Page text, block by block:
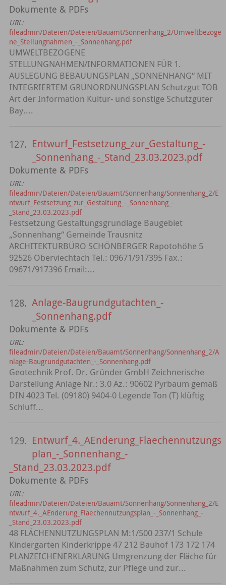
Dokumente & PDFs
URL:
fileadmin/Dateien/Dateien/Bauamt/Sonnenhang_2/Umweltbezoge
ne_Stellungnahmen_-_Sonnenhang.pdf
UMWELTBEZOGENE
STELLUNGNAHMEN/INFORMATIONEN FÜR 1.
AUSLEGUNG BEBAUUNGSPLAN „SONNENHANG“ MIT
INTEGRIERTEM GRÜNORDNUNGSPLAN Schutzgut TÖB
Art der Information Kultur- und sonstige Schutzgüter
Bay....
127. Entwurf_Festsetzung_zur_Gestaltung_-
_Sonnenhang_-_Stand_23.03.2023.pdf
Dokumente & PDFs
URL:
fileadmin/Dateien/Dateien/Bauamt/Sonnenhang/Sonnenhang_2/E
ntwurf_Festsetzung_zur_Gestaltung_-_Sonnenhang_-
_Stand_23.03.2023.pdf
Festsetzung Gestaltungsgrundlage Baugebiet
„Sonnenhang“ Gemeinde Trausnitz
ARCHITEKTURBÜRO SCHÖNBERGER Rapotohöhe 5
92526 Oberviechtach Tel.: 09671/917395 Fax.:
09671/917396 Email:...
128. Anlage-Baugrundgutachten_-
_Sonnenhang.pdf
Dokumente & PDFs
URL:
fileadmin/Dateien/Dateien/Bauamt/Sonnenhang/Sonnenhang_2/A
nlage-Baugrundgutachten_-_Sonnenhang.pdf
Geotechnik Prof. Dr. Gründer GmbH Zeichnerische
Darstellung Anlage Nr.: 3.0 Az.: 90602 Pyrbaum gemäß
DIN 4023 Tel. (09180) 9404-0 Legende Ton (T) klüftig
Schluff...
129. Entwurf_4._AEnderung_Flaechennutzungs
plan_-_Sonnenhang_-
_Stand_23.03.2023.pdf
Dokumente & PDFs
URL:
fileadmin/Dateien/Dateien/Bauamt/Sonnenhang/Sonnenhang_2/E
ntwurf_4._AEnderung_Flaechennutzungsplan_-_Sonnenhang_-
_Stand_23.03.2023.pdf
48 FLÄCHENNUTZUNGSPLAN M:1/500 237/1 Schule
Kindergarten Kinderkrippe 47 212 Bauhof 173 172 174
PLANZEICHENERKLÄRUNG Umgrenzung der Fläche für
Maßnahmen zum Schutz, zur Pflege und zur...